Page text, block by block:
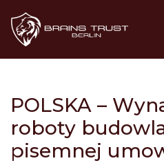
POLSKA –
roboty
pisemnej